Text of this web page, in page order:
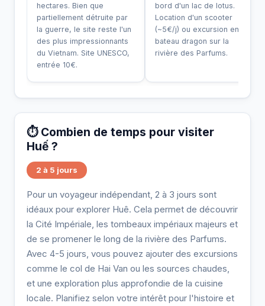
hectares. Bien que
partiellement détruite par
la guerre, le site reste l'un
des plus impressionnants
du Vietnam. Site UNESCO,
entrée 10€.
bord d'un lac de lotus.
Location d'un scooter
(~5€/j) ou excursion en
bateau dragon sur la
rivière des Parfums.
⏱️ Combien de temps pour visiter
Huế ?
2 à 5 jours
Pour un voyageur indépendant, 2 à 3 jours sont
idéaux pour explorer Huê. Cela permet de découvrir
la Cité Impériale, les tombeaux impériaux majeurs et
de se promener le long de la rivière des Parfums.
Avec 4-5 jours, vous pouvez ajouter des excursions
comme le col de Hai Van ou les sources chaudes,
et une exploration plus approfondie de la cuisine
locale. Planifiez selon votre intérêt pour l'histoire et